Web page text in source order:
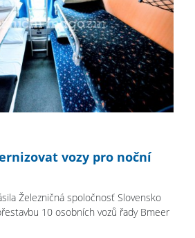
vozy pro noční
Železničná spoločnosť Slovensko
10 osobních vozů řady Bmeer